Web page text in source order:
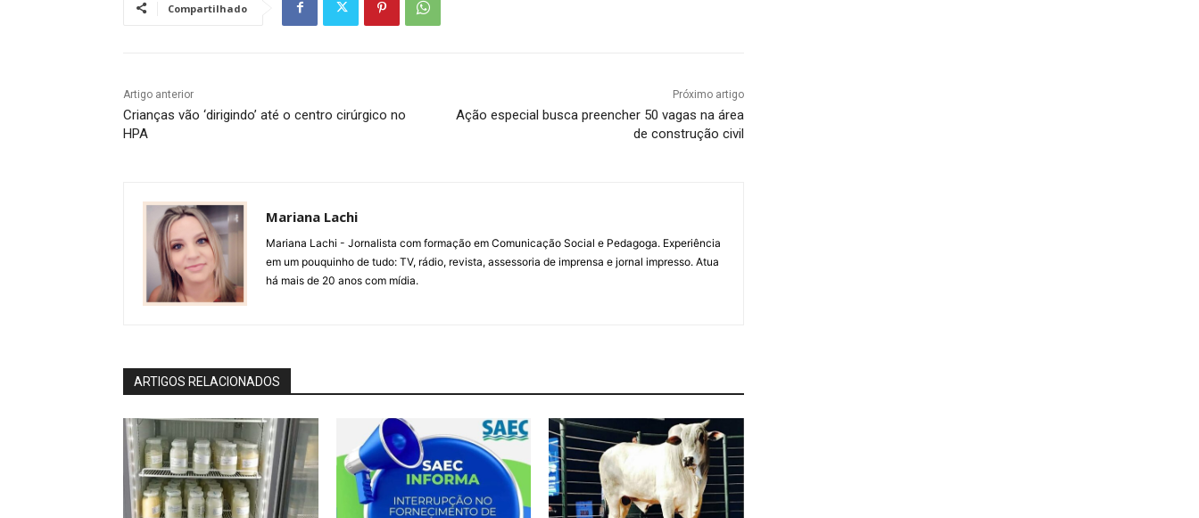
Compartilhado
Artigo anterior
Crianças vão ‘dirigindo’ até o centro cirúrgico no
HPA
Próximo artigo
Ação especial busca preencher 50 vagas na área
de construção civil
Mariana Lachi
Mariana Lachi - Jornalista com formação em Comunicação Social e Pedagoga. Experiência
em um pouquinho de tudo: TV, rádio, revista, assessoria de imprensa e jornal impresso. Atua
há mais de 20 anos com mídia.
ARTIGOS RELACIONADOS